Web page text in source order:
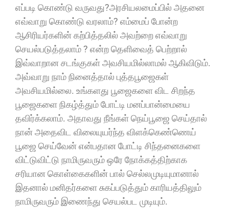
எப்படி கொண்டு வருவது?அரசியலமைப்பில் அதனை
எவ்வாறு கொண்டு வரலாம்? எம்மைப் போன்ற
ஆசிரியர்களின் கற்பித்தலில் அவற்றை எவ்வாறு
செயல்படுத்தலாம் ? என்ற தெளிவைத் பெற்றால்
இவ்வாறான சடங்குகள் அவசியமில்லாமல் ஆகிவிடும்.
அவ்வாறு நாம் நினைத்தால் புத்தபூஜைகள்
அவசியமில்லை. உங்களது பூஜைகளை விட சிறந்த
பூஜைகளை நிகழ்த்தும் போட்டி மனப்பான்மையை
தவிர்க்கலாம். அதாவது நீங்கள் நெய்பூஜை செய்தால்
நான் அதைவிட விலையுயர்ந்த விளக்கெண்ணெய்
பூஜை செய்வேன் என்பதான போட்டி சிந்தனைகளை
விட்டுவிட்டு நாமிருவரும் ஒரே நோக்கத்திற்காக
சரியான கொள்கைகளின் பால் செல்லமுடியுமானால்
இதனால் மனிதர்களை சுகப்படுத்தும் காரியத்திலும்
நாமிருவரும் இணைந்து செயல்பட முடியும்.